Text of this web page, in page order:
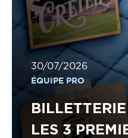
30/07/2026
ÉQUIPE PRO
LES 3